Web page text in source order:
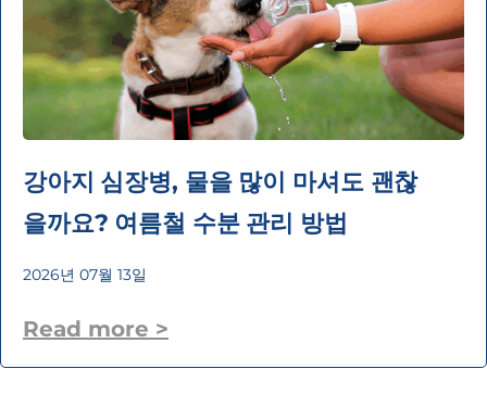
강아지 심장병, 물을 많이 마셔도 괜찮
을까요? 여름철 수분 관리 방법
2026년 07월 13일
Read more >